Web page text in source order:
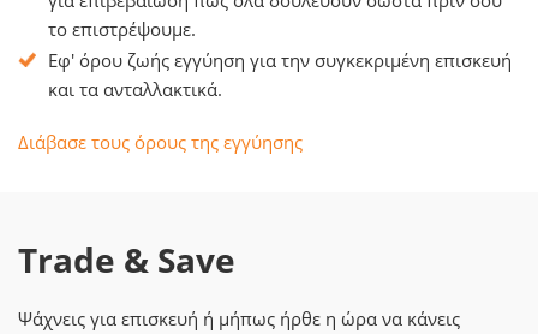
το επιστρέψουμε.
Εφ' όρου ζωής εγγύηση για την συγκεκριμένη επισκευή
και τα ανταλλακτικά.
Διάβασε τους όρους της εγγύησης
Trade & Save
Ψάχνεις για επισκευή ή μήπως ήρθε η ώρα να κάνεις